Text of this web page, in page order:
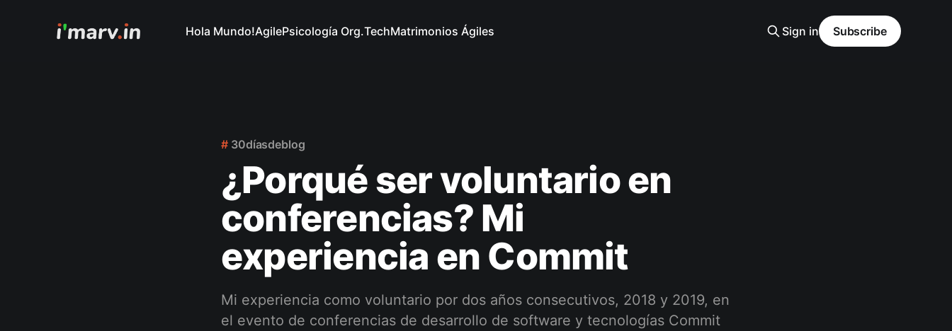
Hola Mundo!AgilePsicología Org.TechMatrimonios Ágiles Sign in Subscribe
30díasdeblog
¿Porqué ser voluntario en
conferencias? Mi
experiencia en Commit
Mi experiencia como voluntario por dos años consecutivos, 2018 y 2019, en
el evento de conferencias de desarrollo de software y tecnologías Commit